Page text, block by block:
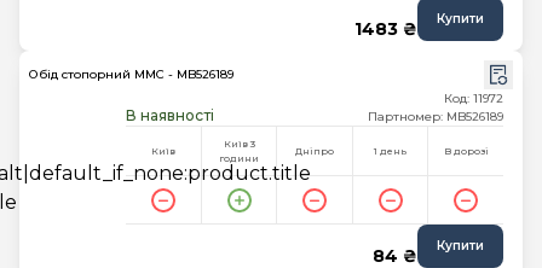
1483 ₴ Купити
Обід стопорний MMC - MB526189
В наявності
Код: 11972
Партномер: MB526189
Київ
Київ 3
години
Дніпро 1 день В дорозі
84 ₴ Купити